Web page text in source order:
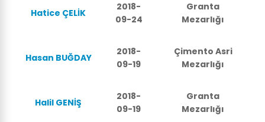
Hatice ÇELİK
2018-
09-24
Granta
Mezarlığı
Hasan BUĞDAY
2018-
09-19
Çimento Asri
Mezarlığı
Halil GENİŞ
2018-
09-19
Granta
Mezarlığı